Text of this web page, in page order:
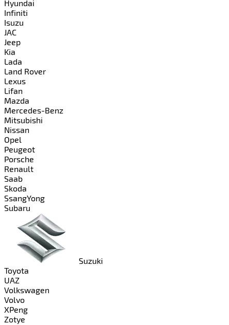
Hyundai
Infiniti
Isuzu
JAC
Jeep
Kia
Lada
Land Rover
Lexus
Lifan
Mazda
Mercedes-Benz
Mitsubishi
Nissan
Opel
Peugeot
Porsche
Renault
Saab
Skoda
SsangYong
Subaru
Suzuki
Toyota
UAZ
Volkswagen
Volvo
XPeng
Zotye